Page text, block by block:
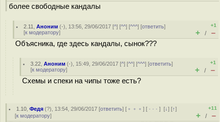
более свободные кандалы
2.11 ,Аноним (-), 13:56, 29/06/2017 [^] [^^] [^^^] [ответить]
[к модератору]
+1
+ / –
Объясника, где здесь кандалы, сынок???
3.22 ,Аноним (-), 15:49, 29/06/2017 [^] [^^] [^^^] [ответить]
[к модератору]
+1
+ / –
Схемы и спеки на чипы тоже есть?
1.10 ,Федя (?), 13:54, 29/06/2017 [ответить] [ ﹢﹢﹢] [ · · ·][↓] [↑]
[к модератору]
+11
+ / –